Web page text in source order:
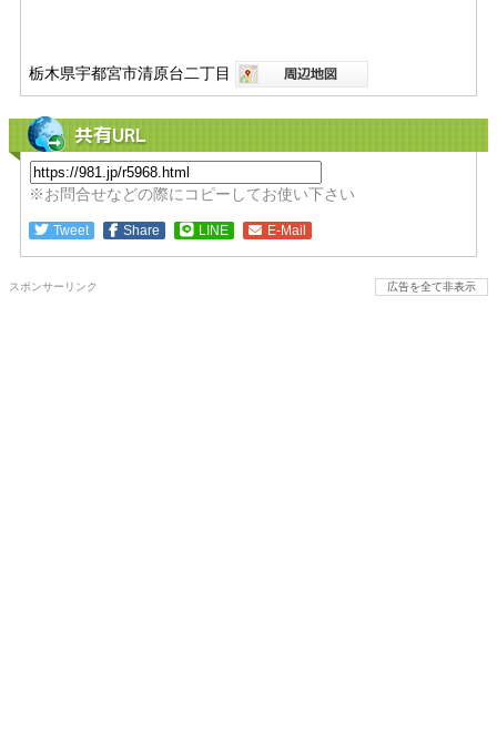
栃木県宇都宮市清原台二丁目
共有URL
※お問合せなどの際にコピーしてお使い下さい
Tweet Share LINE E-Mail
スポンサーリンク 広告を全て非表示